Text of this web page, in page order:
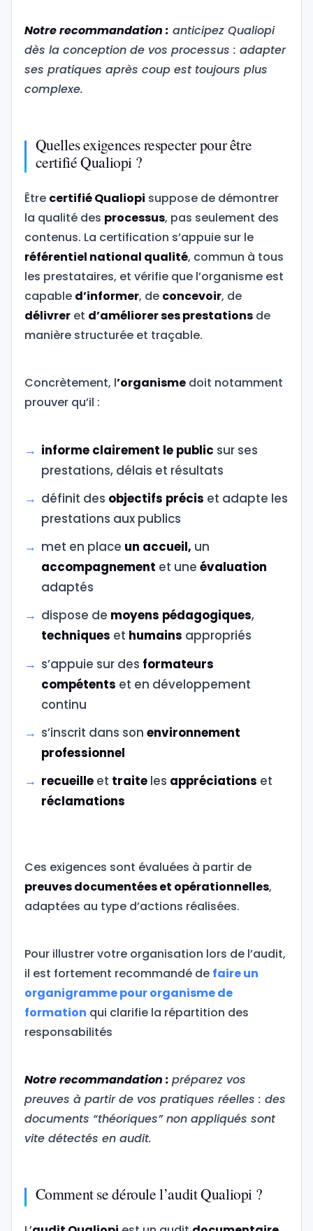
Notre recommandation : anticipez Qualiopi
dès la conception de vos processus : adapter
ses pratiques après coup est toujours plus
complexe.
Quelles exigences respecter pour être
certifié Qualiopi ?
Être certifié Qualiopi suppose de démontrer
la qualité des processus, pas seulement des
contenus. La certification s’appuie sur le
référentiel national qualité, commun à tous
les prestataires, et vérifie que l’organisme est
capable d’informer, de concevoir, de
délivreret d’améliorer ses prestationsde
manière structurée et traçable.
Concrètement, l’organismedoit notamment
prouver qu’il :
informe clairement le public sur ses
prestations, délais et résultats
définit des objectifs précis et adapte les
prestations aux publics
met en place un accueil, un
accompagnement et une évaluation
adaptés
dispose de moyens pédagogiques,
techniques et humains appropriés
s’appuie sur des formateurs
compétents et en développement
continu
s’inscrit dans son environnement
professionnel
recueilleet traiteles appréciations et
réclamations
Ces exigences sont évaluées à partir de
preuves documentées et opérationnelles,
adaptées au type d’actions réalisées.
Pour illustrer votre organisation lors de l’audit,
il est fortement recommandé de faire un
organigramme pour organisme de
formation qui clarifie la répartition des
responsabilités
Notre recommandation : préparez vos
preuves à partir de vos pratiques réelles : des
documents “théoriques” non appliqués sont
vite détectés en audit.
Comment se déroule l’audit Qualiopi ?